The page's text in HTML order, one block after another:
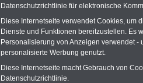
Vorteile für den
Vergleichen und sparen:
Berufsunfähigkeitsabsicherung
-Krankenzusatzversicherung-
Online-Vergleich Gesetzliche
Krankenkassen-
Zahnzusatzversicherung
Datenschutzrichtlinie für elektronische
Diese Internetseite verwendet Cookies, um
Dienste und Funktionen bereitzustellen. Es
Personalisierung von Anzeigen verwendet
personalisierte Werbung genutzt.
Diese Internetseite macht Gebrauch von
Datenschutzrichtlinie.